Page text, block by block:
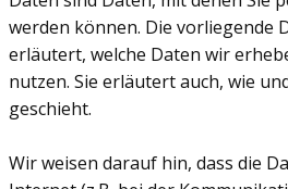
werden können. Die vorliegende
erläutert, welche Daten wir
nutzen. Sie erläutert auch, wie
geschieht.
Wir weisen darauf hin, dass die